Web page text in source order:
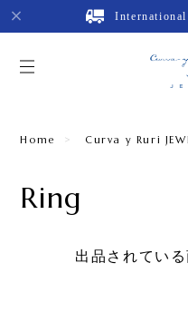
Home Curva y Ruri
Ring
出品されてい